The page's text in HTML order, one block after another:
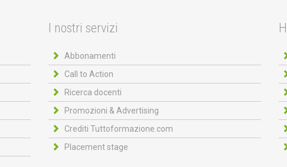
I nostri servizi
Abbonamenti
Call to Action
Ricerca docenti
Promozioni & Advertising
Crediti Tuttoformazione.com
Placement stage